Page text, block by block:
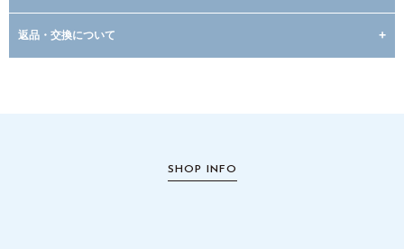
返品・交換について
SHOP INFO